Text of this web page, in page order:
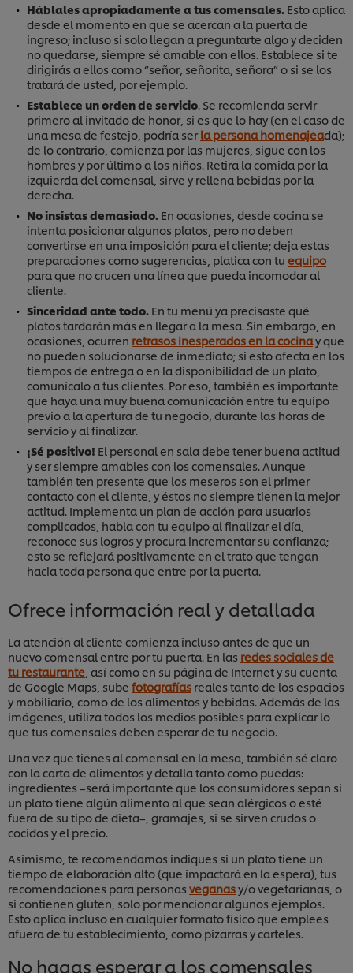
Háblales apropiadamente a tus comensales. Esto aplica
desde el momento en que se acercan a la puerta de
ingreso; incluso si solo llegan a preguntarte algo y deciden
no quedarse, siempre sé amable con ellos. Establece si te
dirigirás a ellos como “señor, señorita, señora” o si se los
tratará de usted, por ejemplo.
Establece un orden de servicio . Se recomienda servir
primero al invitado de honor, si es que lo hay (en el caso de
una mesa de festejo, podría serla persona homenajeada);
de lo contrario, comienza por las mujeres, sigue con los
hombres y por último a los niños. Retira la comida por la
izquierda del comensal, sirve y rellena bebidas por la
derecha.
No insistas demasiado. En ocasiones, desde cocina se
intenta posicionar algunos platos, pero no deben
convertirse en una imposición para el cliente; deja estas
preparaciones como sugerencias, platica con tu equipo
para que no crucen una línea que pueda incomodar al
cliente.
Sinceridad ante todo. En tu menú ya precisaste qué
platos tardarán más en llegar a la mesa. Sin embargo, en
ocasiones, ocurren retrasos inesperados en la cocinay que
no pueden solucionarse de inmediato; si esto afecta en los
tiempos de entrega o en la disponibilidad de un plato,
comunícalo a tus clientes. Por eso, también es importante
que haya una muy buena comunicación entre tu equipo
previo a la apertura de tu negocio, durante las horas de
servicio y al finalizar.
¡Sé positivo! El personal en sala debe tener buena actitud
y ser siempre amables con los comensales. Aunque
también ten presente que los meseros son el primer
contacto con el cliente, y éstos no siempre tienen la mejor
actitud. Implementa un plan de acción para usuarios
complicados, habla con tu equipo al finalizar el día,
reconoce sus logros y procura incrementar su confianza;
esto se reflejará positivamente en el trato que tengan
hacia toda persona que entre por la puerta.
Ofrece información real y detallada
La atención al cliente comienza incluso antes de que un
nuevo comensal entre por tu puerta. En las redes sociales de
tu restaurante , así como en su página de Internet y su cuenta
de Google Maps, sube fotografías reales tanto de los espacios
y mobiliario, como de los alimentos y bebidas. Además de las
imágenes, utiliza todos los medios posibles para explicar lo
que tus comensales deben esperar de tu negocio.
Una vez que tienes al comensal en la mesa, también sé claro
con la carta de alimentos y detalla tanto como puedas:
ingredientes –será importante que los consumidores sepan si
un plato tiene algún alimento al que sean alérgicos o esté
fuera de su tipo de dieta–, gramajes, si se sirven crudos o
cocidos y el precio.
Asimismo, te recomendamos indiques si un plato tiene un
tiempo de elaboración alto (que impactará en la espera), tus
recomendaciones para personas veganasy/o vegetarianas, o
si contienen gluten, solo por mencionar algunos ejemplos.
Esto aplica incluso en cualquier formato físico que emplees
afuera de tu establecimiento, como pizarras y carteles.
No hagas esperar a los comensales